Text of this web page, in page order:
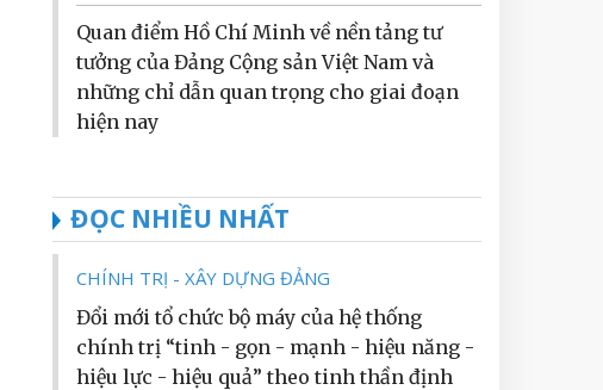
Quan điểm Hồ Chí Minh về nền tảng tư
tưởng của Đảng Cộng sản Việt Nam và
những chỉ dẫn quan trọng cho giai đoạn
hiện nay
ĐỌC NHIỀU NHẤT
CHÍNH TRỊ - XÂY DỰNG ĐẢNG
Đổi mới tổ chức bộ máy của hệ thống
chính trị “tinh - gọn - mạnh - hiệu năng -
hiệu lực - hiệu quả” theo tinh thần định